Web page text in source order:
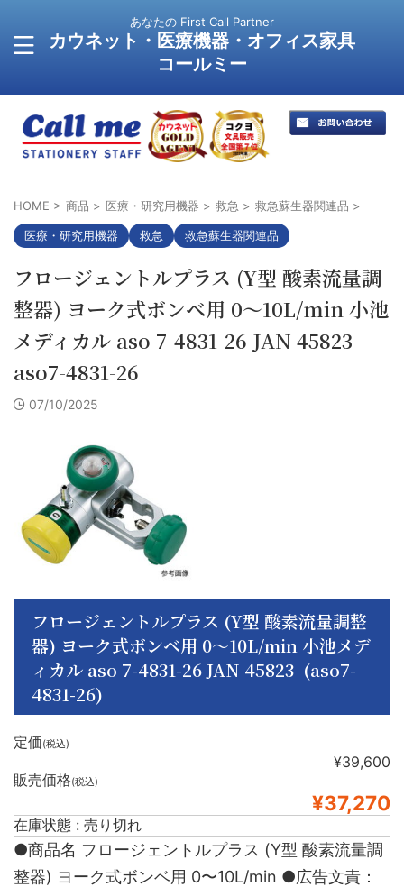
あなたの First Call Partner
カウネット・医療機器・オフィス家具
コールミー
HOME > 商品 > 医療・研究用機器 > 救急 > 救急蘇生器関連品 >
医療・研究用機器 救急 救急蘇生器関連品
フロージェントルプラス (Y型 酸素流量調
整器) ヨーク式ボンベ用 0〜10L/min 小池
メディカル aso 7-4831-26 JAN 45823
aso7-4831-26
07/10/2025
フロージェントルプラス (Y型 酸素流量調整
器) ヨーク式ボンベ用 0〜10L/min 小池メデ
ィカル aso 7-4831-26 JAN 45823 (aso7-
4831-26)
定価(税込)
¥39,600
販売価格(税込)
¥37,270
在庫状態 : 売り切れ
●商品名 フロージェントルプラス (Y型 酸素流量調
整器) ヨーク式ボンベ用 0〜10L/min ●広告文責：